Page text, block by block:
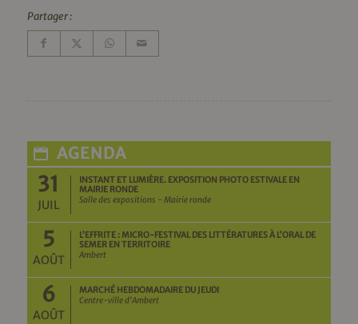
Partager :
AGENDA
31
JUIL
INSTANT ET LUMIÈRE. EXPOSITION PHOTO ESTIVALE EN
MAIRIE RONDE
Salle des expositions - Mairie ronde
5
AOÛT
L’EFFRITE : MICRO-FESTIVAL DES LITTÉRATURES À L’ORAL DE
SEMER EN TERRITOIRE
Ambert
6
AOÛT
MARCHÉ HEBDOMADAIRE DU JEUDI
Centre-ville d'Ambert